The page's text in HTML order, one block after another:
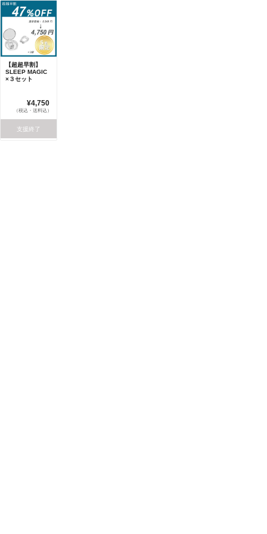
【超超早割】
SLEEP MAGIC
×３セット
¥4,750
（税込・送料込）
支援終了